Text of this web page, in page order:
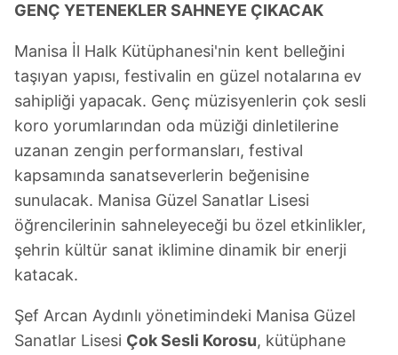
GENÇ YETENEKLER SAHNEYE ÇIKACAK
Manisa İl Halk Kütüphanesi'nin kent belleğini
taşıyan yapısı, festivalin en güzel notalarına ev
sahipliği yapacak. Genç müzisyenlerin çok sesli
koro yorumlarından oda müziği dinletilerine
uzanan zengin performansları, festival
kapsamında sanatseverlerin beğenisine
sunulacak. Manisa Güzel Sanatlar Lisesi
öğrencilerinin sahneleyeceği bu özel etkinlikler,
şehrin kültür sanat iklimine dinamik bir enerji
katacak.
Şef Arcan Aydınlı yönetimindeki Manisa Güzel
Sanatlar Lisesi Çok Sesli Korosu, kütüphane